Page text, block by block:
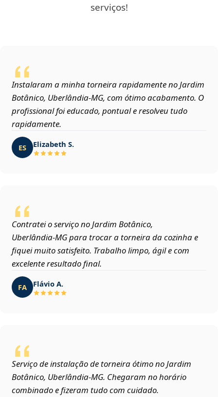
serviços!
Instalaram a minha torneira rapidamente no Jardim
Botânico, Uberlândia‑MG, com ótimo acabamento. O
profissional foi educado, pontual e resolveu tudo
rapidamente.
ES Elizabeth S.
Contratei o serviço no Jardim Botânico,
Uberlândia‑MG para trocar a torneira da cozinha e
fiquei muito satisfeito. Trabalho limpo, ágil e com
excelente resultado final.
FA Flávio A.
Serviço de instalação de torneira ótimo no Jardim
Botânico, Uberlândia‑MG. Chegaram no horário
combinado e fizeram tudo com cuidado.